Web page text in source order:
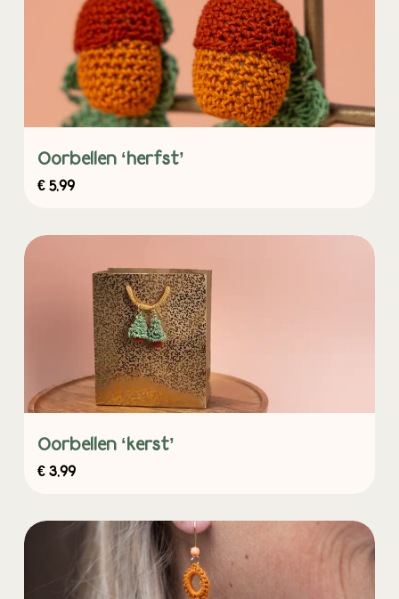
Oorbellen ‘herfst’
€5,99
Oorbellen ‘kerst’
€3,99